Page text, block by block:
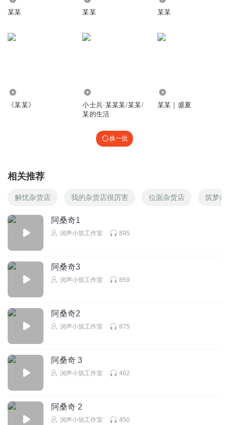
[03:07.37]简陋拥挤的房间，破旧不堪
[03:15.69]他们喝着，感觉很好
[03:33.86]养活自己深爱的家人
[03:42.32]把快乐放在柜子上面
[03:49.61]重复你好你好
[04:01.38]我注视他呆笑的样子
[04:05.09]给他一个拥抱
[04:08.85]也许明天我将要离去
[04:12.55]回到属于自己的城市
[04:16.27]迈达尼不会让你忧伤
[04:19.97]只要你好你好
[04:23.89]也许永远我不再回来
[04:27.51]杂货店只能用来回忆
[04:31.34]每当想起你的时候
[04:34.89]为你唱一首歌
[04:38.86]阿桑木阿桑木阿桑木阿桑木
某某 某某 某某
《某某》
小士兵·某某某/某某/
某的生活
某某｜盛夏
换一批
相关推荐
解忧杂货店 我的杂货店很厉害 位面杂货店 筑梦杂
阿桑奇1
润声小筑工作室 895
阿桑奇3
润声小筑工作室 859
阿桑奇2
润声小筑工作室 875
阿桑奇 3
润声小筑工作室 462
阿桑奇 2
润声小筑工作室 450